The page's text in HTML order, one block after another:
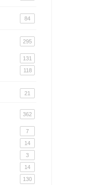
84
295
131
118
21
362
7
14
3
14
130